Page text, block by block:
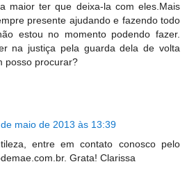
maior ter que deixa-la com eles.Mais
presente ajudando e fazendo todo
estou no momento podendo fazer.
na justiça pela guarda dela de volta
posso procurar?
maio de 2013 às 13:39
entre em contato conosco pelo
Grata! Clarissa